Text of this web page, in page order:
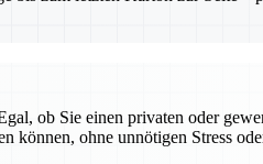
ob Sie einen privaten oder
können, ohne unnötigen Stress